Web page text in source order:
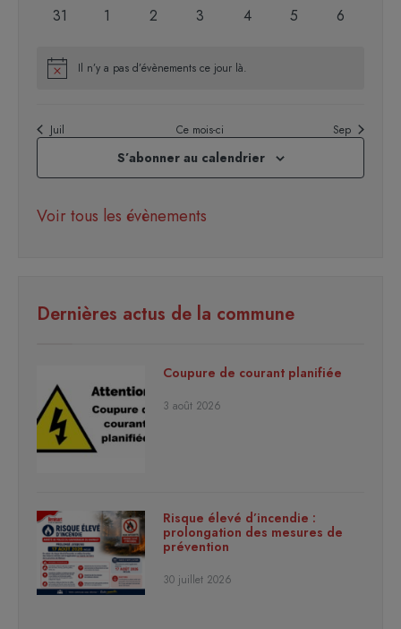
0
31
01
0
2
0
3
0
4
0
5
0
6
Notice Il n’y a pas d’évènements ce jour là.
Juil Ce mois-ci Sep
S’abonner au calendrier
Voir tous les évènements
Dernières actus de la commune
Coupure de courant planifiée
3 août 2026
Risque élevé d’incendie :
prolongation des mesures de
prévention
30 juillet 2026